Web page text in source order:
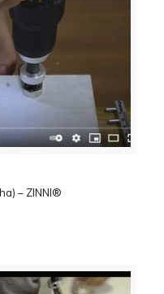
– ZINNI®